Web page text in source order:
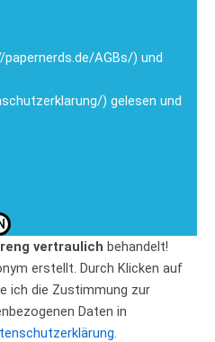
AGBs/) und
) gelesen und
vertraulich behandelt!
erstellt. Durch Klicken auf
ich die Zustimmung zur
Daten in